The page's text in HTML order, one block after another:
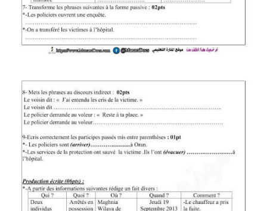
بحوث التاريخ و الجغرافيا
بحوث الفيزياء و الكيمياء
بحوث اللغة الفرنسية
بحوث اللغة الانجليزية
بحوث في مجالات اخرى